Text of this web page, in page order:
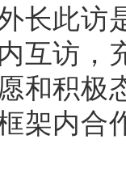
长此访
互访，
和积极
架内合